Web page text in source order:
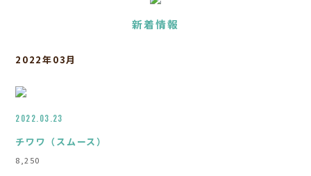
新着情報
2022年03月
2022.03.23
チワワ（スムース）
8,250